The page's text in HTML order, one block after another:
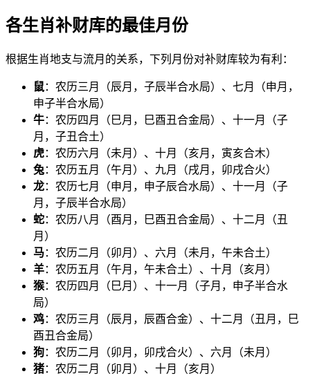
各生肖补财库的最佳月份
根据生肖地支与流月的关系，下列月份对补财库较为有利：
鼠：农历三月（辰月，子辰半合水局）、七月（申月，
申子半合水局）
牛：农历四月（巳月，巳酉丑合金局）、十一月（子
月，子丑合土）
虎：农历六月（未月）、十月（亥月，寅亥合木）
兔：农历五月（午月）、九月（戌月，卯戌合火）
龙：农历七月（申月，申子辰合水局）、十一月（子
月，子辰半合水局）
蛇：农历八月（酉月，巳酉丑合金局）、十二月（丑
月）
马：农历二月（卯月）、六月（未月，午未合土）
羊：农历五月（午月，午未合土）、十月（亥月）
猴：农历四月（巳月）、十一月（子月，申子半合水
局）
鸡：农历三月（辰月，辰酉合金）、十二月（丑月，巳
酉丑合金局）
狗：农历二月（卯月，卯戌合火）、六月（未月）
猪：农历二月（卯月）、十月（亥月）